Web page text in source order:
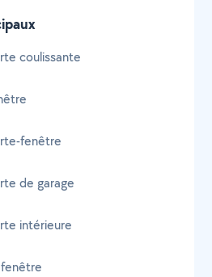
coulissante
fenêtre
de garage
intérieure